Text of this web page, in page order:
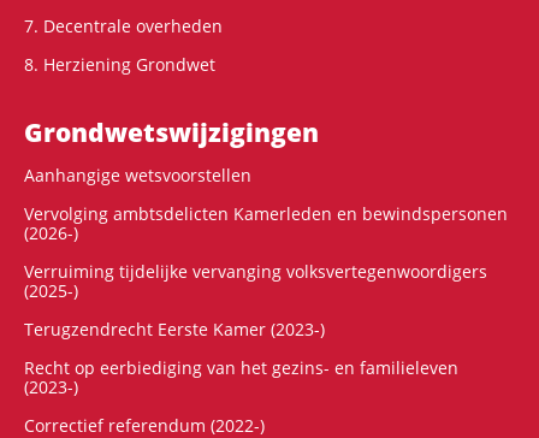
7. Decentrale overheden
8. Herziening Grondwet
Grondwets­wijzigingen
Aanhangige wetsvoorstellen
Vervolging ambtsdelicten Kamerleden en bewindspersonen
(2026-)
Verruiming tijdelijke vervanging volksvertegenwoordigers
(2025-)
Terugzendrecht Eerste Kamer (2023-)
Recht op eerbiediging van het gezins- en familieleven
(2023-)
Correctief referendum (2022-)